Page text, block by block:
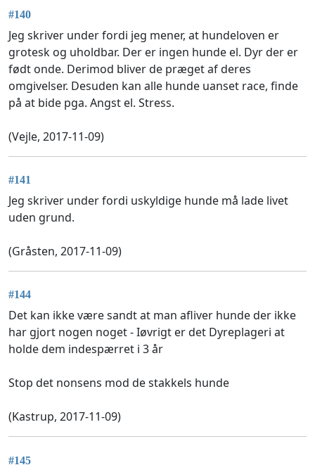
#140
Jeg skriver under fordi jeg mener, at hundeloven er
grotesk og uholdbar. Der er ingen hunde el. Dyr der er
født onde. Derimod bliver de præget af deres
omgivelser. Desuden kan alle hunde uanset race, finde
på at bide pga. Angst el. Stress.
(Vejle, 2017-11-09)
#141
Jeg skriver under fordi uskyldige hunde må lade livet
uden grund.
(Gråsten, 2017-11-09)
#144
Det kan ikke være sandt at man afliver hunde der ikke
har gjort nogen noget - Iøvrigt er det Dyreplageri at
holde dem indespærret i 3 år
Stop det nonsens mod de stakkels hunde
(Kastrup, 2017-11-09)
#145